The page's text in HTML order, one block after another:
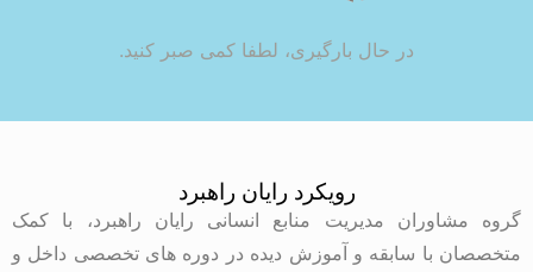
در حال بارگیری، لطفا کمی صبر کنید.
رویکرد رایان راهبرد
گروه مشاوران مدیریت منابع انسانی رایان راهبرد، با کمک
متخصصان با سابقه و آموزش دیده در دوره های تخصصی داخل و